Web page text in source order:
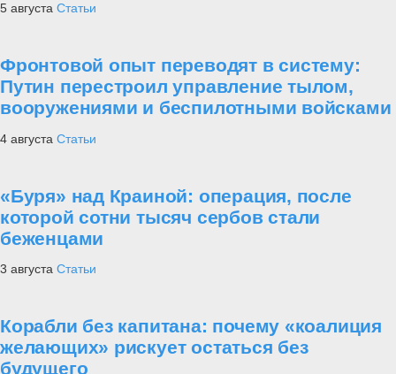
5 августа Статьи
Фронтовой опыт переводят в систему:
Путин перестроил управление тылом,
вооружениями и беспилотными войсками
4 августа Статьи
«Буря» над Краиной: операция, после
которой сотни тысяч сербов стали
беженцами
3 августа Статьи
Корабли без капитана: почему «коалиция
желающих» рискует остаться без
будущего